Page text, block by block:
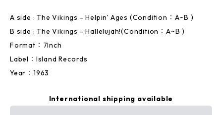
A side : The Vikings - Helpin' Ages (Condition：A~B )
B side : The Vikings - Hallelujah!(Condition：A~B )
Format：7Inch
Label：Island Records
Year：1963
International shipping available